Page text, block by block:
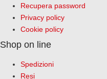
Recupera password
Privacy policy
Cookie policy
Shop on line
Spedizioni
Resi